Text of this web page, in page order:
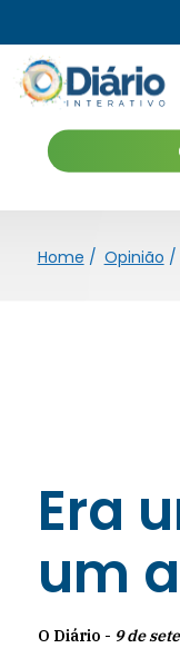
Home / Opinião /
Era
um
O Diário - 9 de